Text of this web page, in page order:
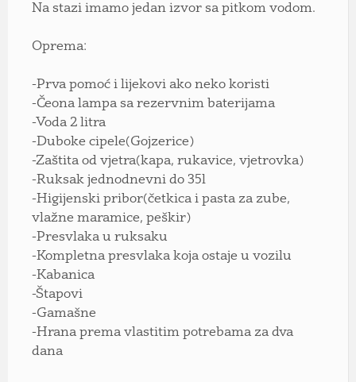
Na stazi imamo jedan izvor sa pitkom vodom.
Oprema:
-Prva pomoć i lijekovi ako neko koristi
-Čeona lampa sa rezervnim baterijama
-Voda 2 litra
-Duboke cipele(Gojzerice)
-Zaštita od vjetra(kapa, rukavice, vjetrovka)
-Ruksak jednodnevni do 35l
-Higijenski pribor(četkica i pasta za zube,
vlažne maramice, peškir)
-Presvlaka u ruksaku
-Kompletna presvlaka koja ostaje u vozilu
-Kabanica
-Štapovi
-Gamašne
-Hrana prema vlastitim potrebama za dva
dana